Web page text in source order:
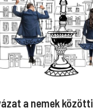
a nemek közötti